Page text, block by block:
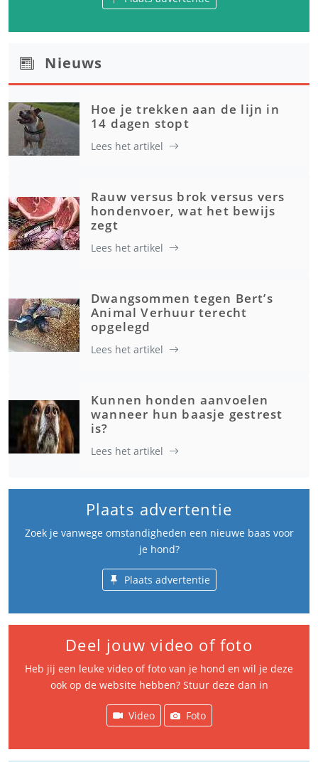
Nieuws
Hoe je trekken aan de lijn in
14 dagen stopt
Lees het artikel
Rauw versus brok versus vers
hondenvoer, wat het bewijs
zegt
Lees het artikel
Dwangsommen tegen Bert’s
Animal Verhuur terecht
opgelegd
Lees het artikel
Kunnen honden aanvoelen
wanneer hun baasje gestrest
is?
Lees het artikel
Plaats advertentie
Zoek je vanwege omstandigheden een nieuwe baas voor
je hond?
Plaats advertentie
Deel jouw video of foto
Heb jij een leuke video of foto van je hond en wil je deze
ook op de website hebben? Stuur deze dan in
Video Foto